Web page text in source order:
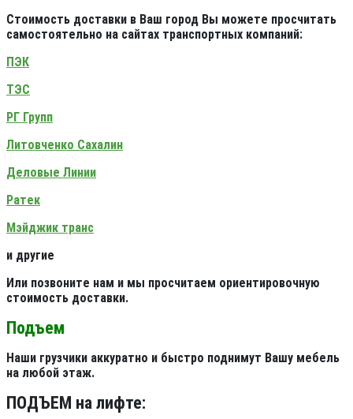
Стоимость доставки в Ваш город Вы можете просчитать
самостоятельно на сайтах транспортных компаний:
ПЭК
ТЭС
РГ Групп
Литовченко Сахалин
Деловые Линии
Ратек
Мэйджик транс
и другие
Или позвоните нам и мы просчитаем ориентировочную
стоимость доставки.
Подъем
Наши грузчики аккуратно и быстро поднимут Вашу мебель
на любой этаж.
ПОДЪЕМ на лифте: